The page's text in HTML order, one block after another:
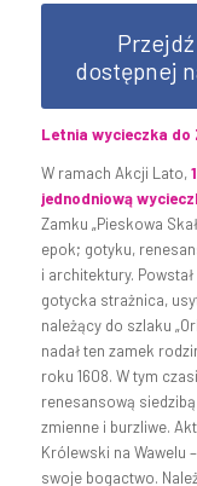
dostępnej
Letnia wycieczka do
W ramach Akcji Lato,
jednodniową
Zamku „Pieskowa
epok; gotyku,
i architektury.
gotycka strażnica,
należący do szlaku
nadał ten zamek
roku 1608. W tym
renesansową
zmienne i burzliwe.
Królewski na Wawelu
swoje bogactwo.